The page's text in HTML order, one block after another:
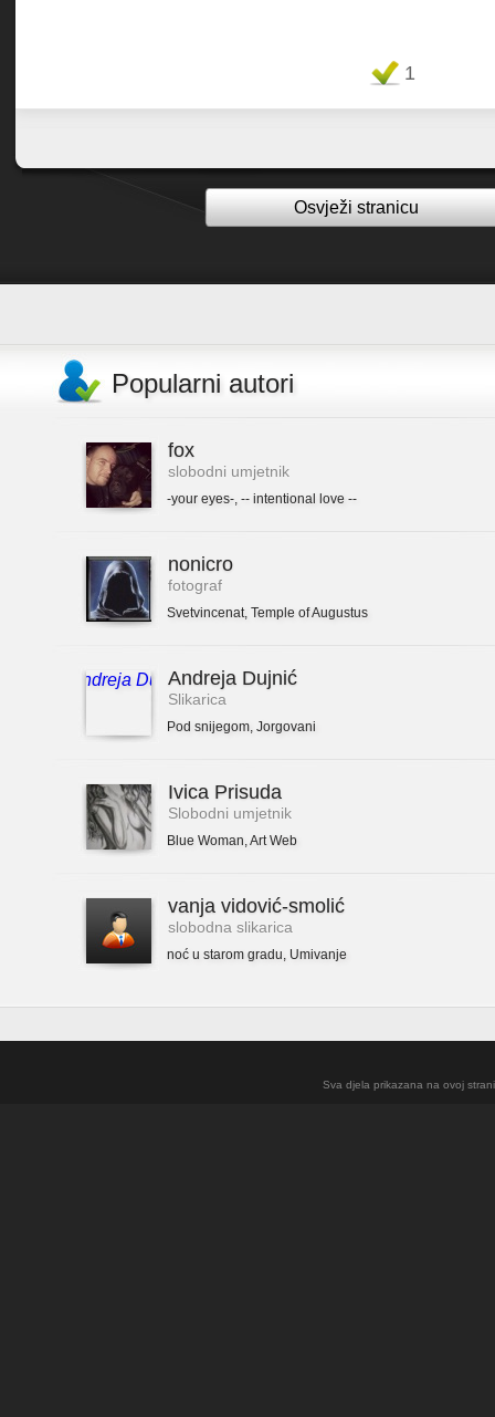
1
Osvježi stranicu
Popularni autori
fox
slobodni umjetnik
-your eyes-, -- intentional love --
nonicro
fotograf
Svetvincenat, Temple of Augustus
Andreja Dujnić
Slikarica
Pod snijegom, Jorgovani
Ivica Prisuda
Slobodni umjetnik
Blue Woman,Art Web
vanja vidović-smolić
slobodna slikarica
noć u starom gradu, Umivanje
Sva djela prikazana na ovoj